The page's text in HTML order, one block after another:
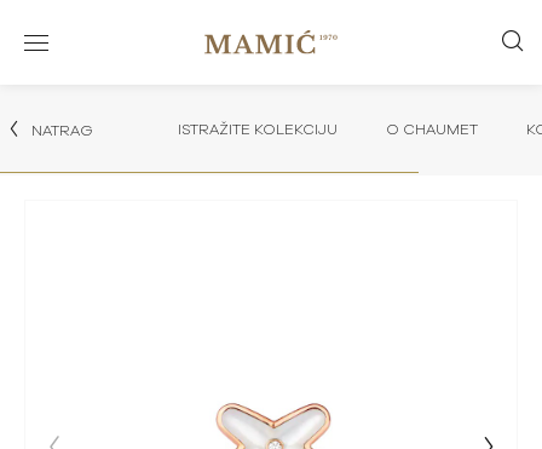
NATRAG ISTRAŽITE KOLEKCIJU O CHAUMET